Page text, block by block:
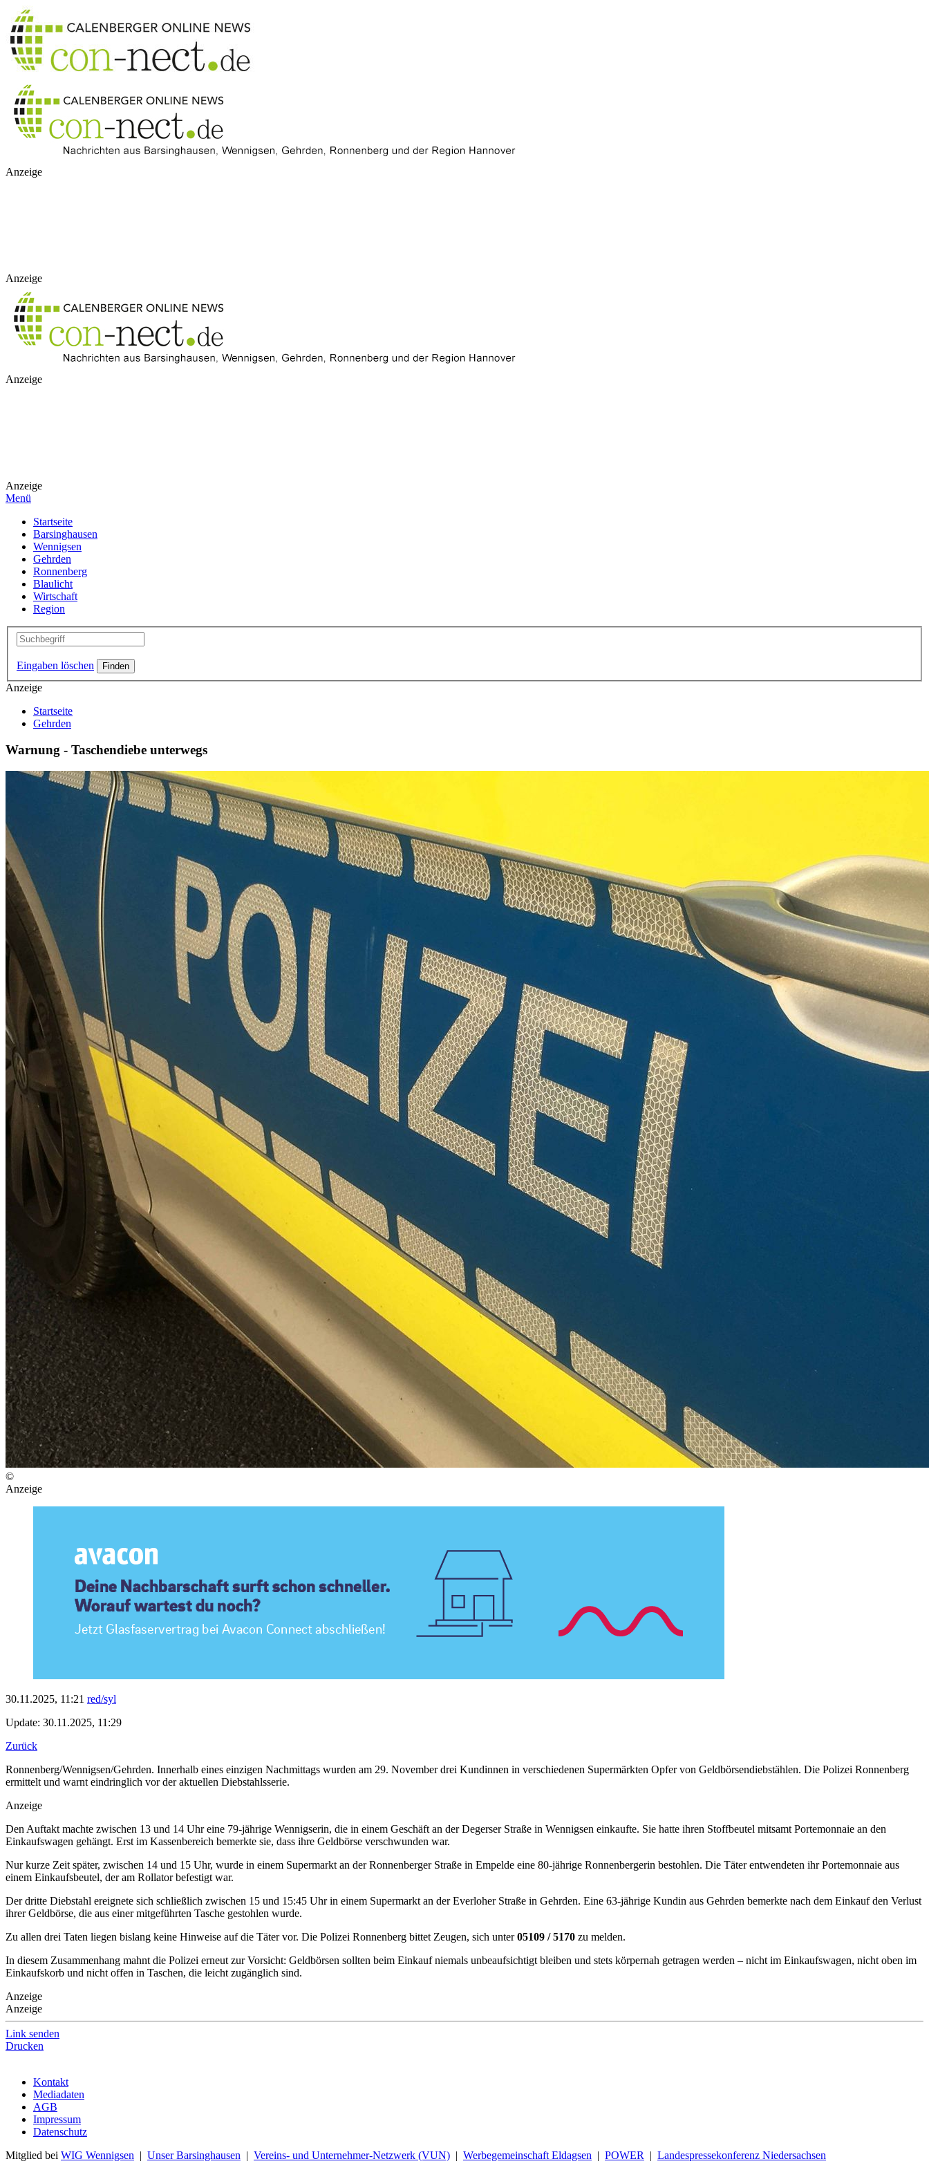
Anzeige
Anzeige
Anzeige
Anzeige
Menü
Startseite
Barsinghausen
Wennigsen
Gehrden
Ronnenberg
Blaulicht
Wirtschaft
Region
Eingaben löschen
Anzeige
Startseite
Gehrden
Warnung - Taschendiebe unterwegs
©
Anzeige
30.11.2025, 11:21 red/syl
Update: 30.11.2025, 11:29
Zurück
Ronnenberg/Wennigsen/Gehrden. Innerhalb eines einzigen Nachmittags wurden am 29. November drei Kundinnen in verschiedenen Supermärkten Opfer von Geldbörsendiebstählen. Die Polizei Ronnenberg
ermittelt und warnt eindringlich vor der aktuellen Diebstahlsserie.
Anzeige
Den Auftakt machte zwischen 13 und 14 Uhr eine 79-jährige Wennigserin, die in einem Geschäft an der Degerser Straße in Wennigsen einkaufte. Sie hatte ihren Stoffbeutel mitsamt Portemonnaie an den
Einkaufswagen gehängt. Erst im Kassenbereich bemerkte sie, dass ihre Geldbörse verschwunden war.
Nur kurze Zeit später, zwischen 14 und 15 Uhr, wurde in einem Supermarkt an der Ronnenberger Straße in Empelde eine 80-jährige Ronnenbergerin bestohlen. Die Täter entwendeten ihr Portemonnaie aus
einem Einkaufsbeutel, der am Rollator befestigt war.
Der dritte Diebstahl ereignete sich schließlich zwischen 15 und 15:45 Uhr in einem Supermarkt an der Everloher Straße in Gehrden. Eine 63-jährige Kundin aus Gehrden bemerkte nach dem Einkauf den Verlust
ihrer Geldbörse, die aus einer mitgeführten Tasche gestohlen wurde.
Zu allen drei Taten liegen bislang keine Hinweise auf die Täter vor. Die Polizei Ronnenberg bittet Zeugen, sich unter05109 / 5170 zu melden.
In diesem Zusammenhang mahnt die Polizei erneut zur Vorsicht: Geldbörsen sollten beim Einkauf niemals unbeaufsichtigt bleiben und stets körpernah getragen werden – nicht im Einkaufswagen, nicht oben im
Einkaufskorb und nicht offen in Taschen, die leicht zugänglich sind.
Anzeige
Anzeige
Link senden
Drucken
Kontakt
Mediadaten
AGB
Impressum
Datenschutz
Mitglied bei WIG Wennigsen | Unser Barsinghausen | Vereins- und Unternehmer-Netzwerk (VUN) | Werbegemeinschaft Eldagsen | POWER | Landespressekonferenz Niedersachsen